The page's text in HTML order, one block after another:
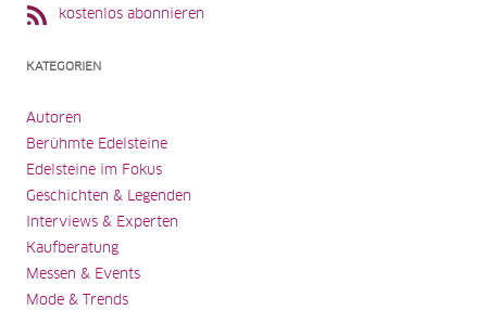
kostenlos abonnieren
KATEGORIEN
Autoren
Berühmte Edelsteine
Edelsteine im Fokus
Geschichten & Legenden
Interviews & Experten
Kaufberatung
Messen & Events
Mode & Trends